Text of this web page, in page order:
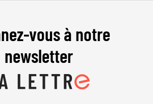
vous à notre
newsletter